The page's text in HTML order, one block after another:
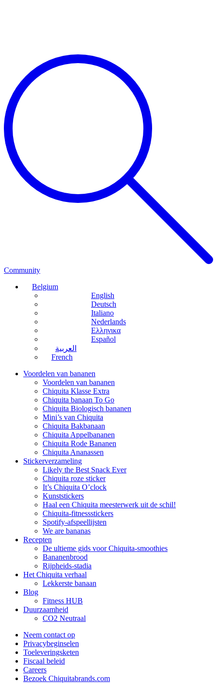
Community
Belgium
English
Deutsch
Italiano
Nederlands
Ελληνικα
Español
العربية
French
Voordelen van bananen
Voordelen van bananen
Chiquita Klasse Extra
Chiquita banaan To Go
Chiquita Biologisch bananen
Mini’s van Chiquita
Chiquita Bakbanaan
Chiquita Appelbananen
Chiquita Rode Bananen
Chiquita Ananassen
Stickerverzameling
Likely the Best Snack Ever
Chiquita roze sticker
It’s Chiquita O’clock
Kunststickers
Haal een Chiquita meesterwerk uit de schil!
Chiquita-fitnessstickers
Spotify-afspeellijsten
We are bananas
Recepten
De ultieme gids voor Chiquita-smoothies
Bananenbrood
Rijpheids-stadia
Het Chiquita verhaal
Lekkerste banaan
Blog
Fitness HUB
Duurzaamheid
CO2 Neutraal
Neem contact op
Privacybeginselen
Toeleveringsketen
Fiscaal beleid
Careers
Bezoek Chiquitabrands.com